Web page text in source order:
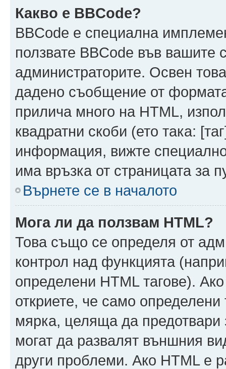
Какво е BBCode?
BBCode е специална
ползвате BBCode във
администраторите. Освен
дадено съобщение от
прилича много на HTML,
квадратни скоби (ето така:
информация, вижте
има връзка от страницата за
Върнете се в началото
Мога ли да ползвам HTML?
Това също се определя от
контрол над функцията
определени HTML тагове).
откриете, че само определени
мярка, целяща да предотвари
могат да развалят външния
други проблеми. Ако HTML е